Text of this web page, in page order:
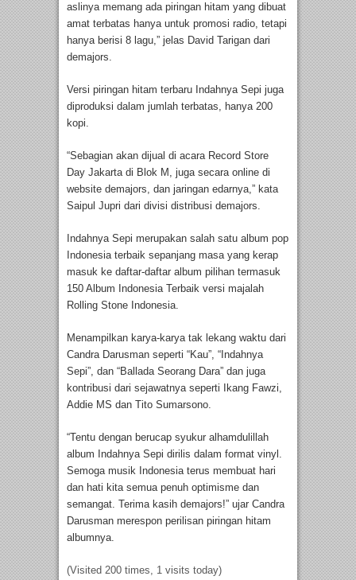
aslinya memang ada piringan hitam yang dibuat
amat terbatas hanya untuk promosi radio, tetapi
hanya berisi 8 lagu,” jelas David Tarigan dari
demajors.
Versi piringan hitam terbaru Indahnya Sepi juga
diproduksi dalam jumlah terbatas, hanya 200
kopi.
“Sebagian akan dijual di acara Record Store
Day Jakarta di Blok M, juga secara online di
website demajors, dan jaringan edarnya,” kata
Saipul Jupri dari divisi distribusi demajors.
Indahnya Sepi merupakan salah satu album pop
Indonesia terbaik sepanjang masa yang kerap
masuk ke daftar-daftar album pilihan termasuk
150 Album Indonesia Terbaik versi majalah
Rolling Stone Indonesia.
Menampilkan karya-karya tak lekang waktu dari
Candra Darusman seperti “Kau”, “Indahnya
Sepi”, dan “Ballada Seorang Dara” dan juga
kontribusi dari sejawatnya seperti Ikang Fawzi,
Addie MS dan Tito Sumarsono.
“Tentu dengan berucap syukur alhamdulillah
album Indahnya Sepi dirilis dalam format vinyl.
Semoga musik Indonesia terus membuat hari
dan hati kita semua penuh optimisme dan
semangat. Terima kasih demajors!” ujar Candra
Darusman merespon perilisan piringan hitam
albumnya.
(Visited 200 times, 1 visits today)